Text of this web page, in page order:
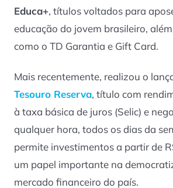
Educa+, títulos voltados para
educação do jovem brasileiro,
como o TD Garantia e Gift Card.
Mais recentemente, realizou o
Tesouro Reserva, título com
à taxa básica de juros (Selic) e
qualquer hora, todos os dias da
permite investimentos a partir de
um papel importante na
mercado financeiro do país.